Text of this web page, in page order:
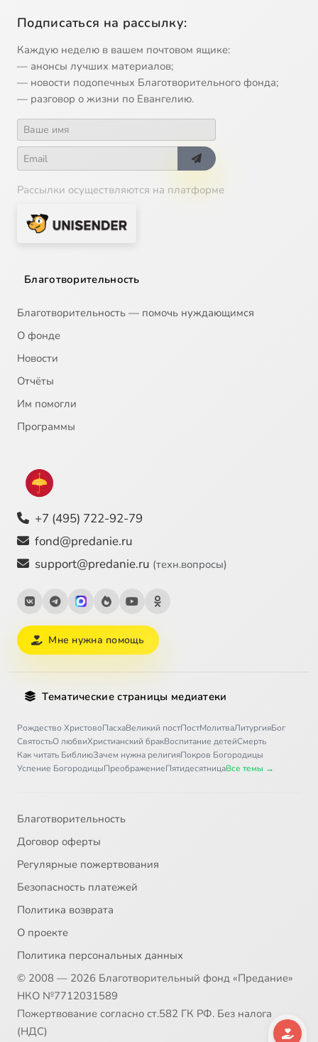
Подписаться на рассылку:
Каждую неделю в вашем почтовом ящике:
— анонсы лучших материалов;
— новости подопечных Благотворительного фонда;
— разговор о жизни по Евангелию.
Рассылки осуществляются на платформе
Благотворительность
Благотворительность — помочь нуждающимся
О фонде
Новости
Отчёты
Им помогли
Программы
+7 (495) 722-92-79
fond@predanie.ru
support@predanie.ru (техн.вопросы)
Мне нужна помощь
Тематические страницы медиатеки
Рождество ХристовоПасхаВеликий постПостМолитваЛитургияБог
СвятостьО любвиХристианский бракВоспитание детейСмерть
Как читать БиблиюЗачем нужна религияПокров Богородицы
Успение БогородицыПреображениеПятидесятницаВсе темы →
Благотворительность
Договор оферты
Регулярные пожертвования
Безопасность платежей
Политика возврата
О проекте
Политика персональных данных
© 2008 — 2026 Благотворительный фонд «Предание»
НКО №7712031589
Пожертвование согласно ст.582 ГК РФ. Без налога
(НДС)